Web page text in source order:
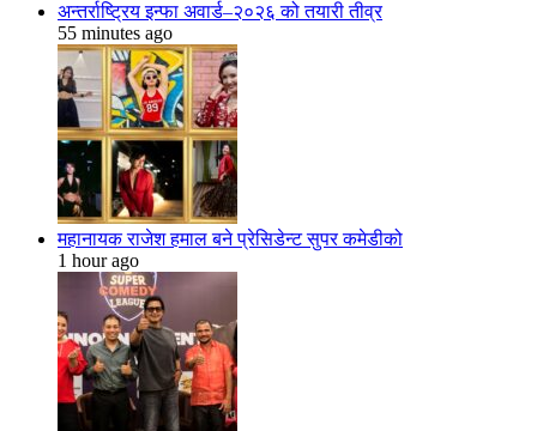
अन्तर्राष्ट्रिय इन्फा अवार्ड–२०२६ को तयारी तीव्र
55 minutes ago
महानायक राजेश हमाल बने प्रेसिडेन्ट सुपर कमेडीको
1 hour ago